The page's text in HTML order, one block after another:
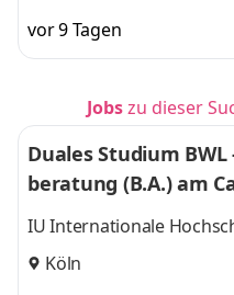
vor 9 Tagen
Jobszu dieser
Duales Studium
beratung (B.A.) am
IU Internationale
Köln